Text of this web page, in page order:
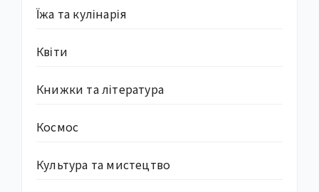
Їжа та кулінарія
Квіти
Книжки та література
Космос
Культура та мистецтво